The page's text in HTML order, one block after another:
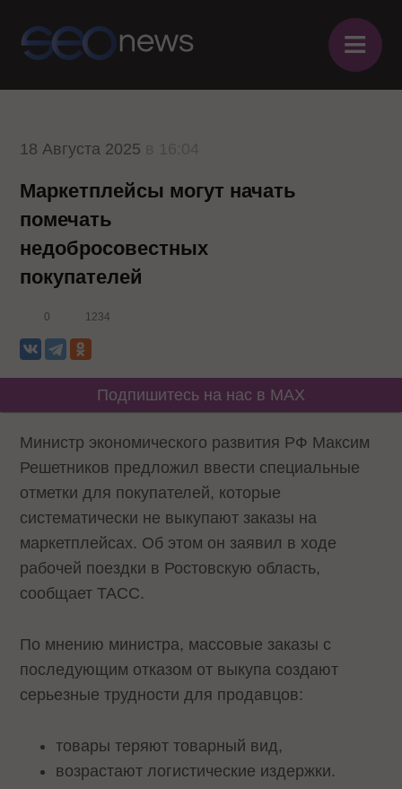
≡
18 Августа 2025
Маркетплейсы могут начать
помечать
недобросовестных
покупателей
0 1234
Подпишитесь на нас в MAX
Министр экономического развития РФ Максим
Решетников предложил ввести специальные
отметки для покупателей, которые
систематически не выкупают заказы на
маркетплейсах. Об этом он заявил в ходе
рабочей поездки в Ростовскую область,
сообщает ТАСС.
По мнению министра, массовые заказы с
последующим отказом от выкупа создают
серьезные трудности для продавцов:
товары теряют товарный вид,
возрастают логистические издержки.